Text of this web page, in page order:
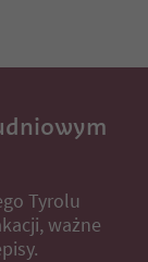
Tyrolu
ważne